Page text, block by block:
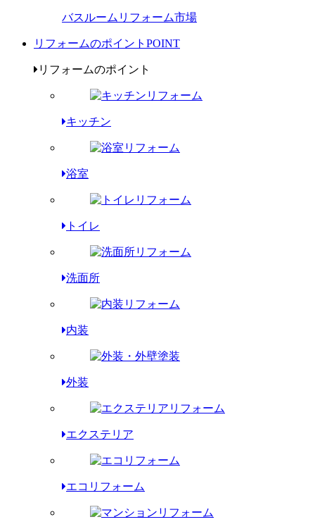
バスルームリフォーム市場
リフォームのポイント POINT
リフォームのポイント
キッチン
浴室
トイレ
洗面所
内装
外装
エクステリア
エコリフォーム